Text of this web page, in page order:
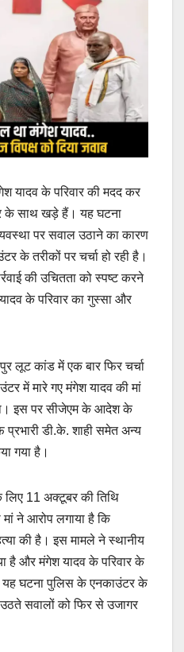
यादव के परिवार की मदद कर
के साथ खड़े हैं। यह घटना
पर सवाल उठाने का कारण
के तरीकों पर चर्चा हो रही है।
की उचितता को स्पष्ट करने
के परिवार का गुस्सा और
लूट कांड में एक बार फिर चर्चा
में मारे गए मंगेश यादव की मां
था। इस पर सीजेएम के आदेश के
डी.के. शाही समेत अन्य
गया है।
लिए 11 अक्टूबर की तिथि
मां ने आरोप लगाया है कि
की है। इस मामले ने स्थानीय
है और मंगेश यादव के परिवार के
यह घटना पुलिस के एनकाउंटर के
सवालों को फिर से उजागर